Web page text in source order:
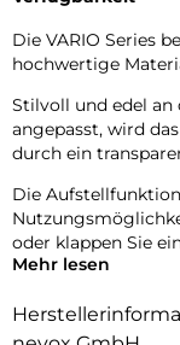
Die VARIO Series
hochwertige
Stilvoll und edel an
angepasst, wird
durch ein
Die
oder klappen Sie
Bedienung
ungewollt.
Mehr lesen